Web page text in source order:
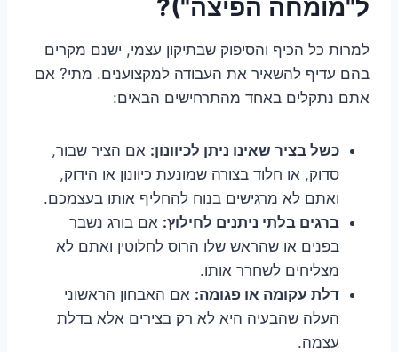
ל"מומחה הפיצה")?
למרות כל הכיף והסיפוק שבתיקון עצמי, ישנם מקרים
בהם עדיף להשאיר את העבודה למקצוענים. מתי? אם
אתם נתקלים באחד מהתרחישים הבאים:
כשל בציר שאינו ניתן לכיוונון: אם הציר שבור,
סדוק, או חלוד בצורה שמונעת כיוונון או הידוק,
ואתם לא מרגישים בנוח להחליף אותו בעצמכם.
ברגים בלתי ניתנים לחילוץ: אם בורג נשבר
בפנים או שהראש שלו הרוס לחלוטין ואתם לא
מצליחים לשחרר אותו.
דלת עקומה או פגומה: אם האבחון הראשוני
העלה שהבעיה היא לא רק בצירים אלא בדלת
עצמה.